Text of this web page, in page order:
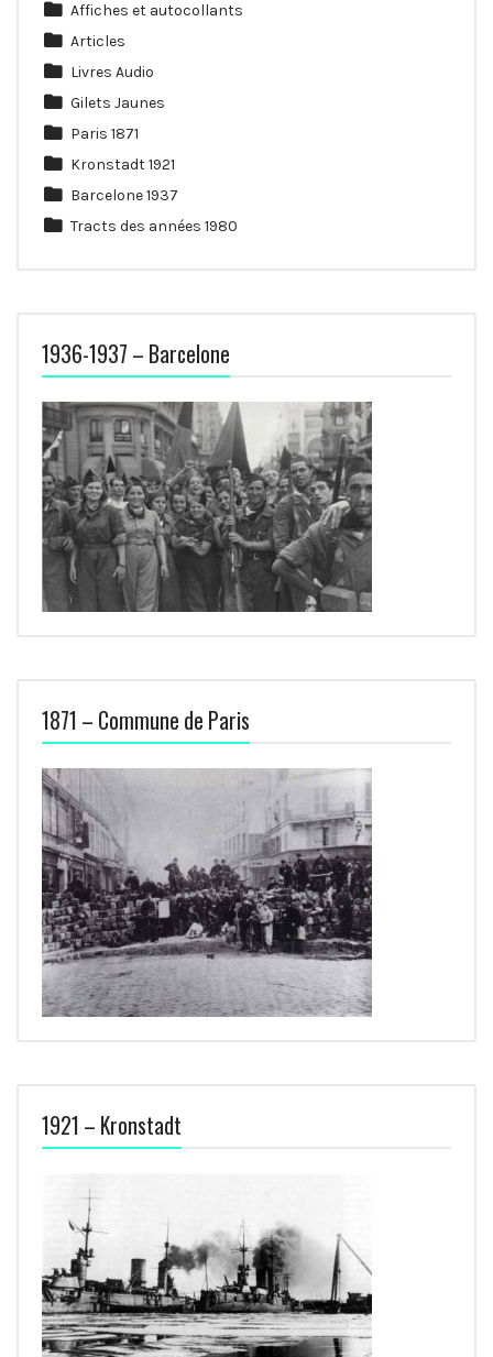
Affiches et autocollants
Articles
Livres Audio
Gilets Jaunes
Paris 1871
Kronstadt 1921
Barcelone 1937
Tracts des années 1980
1936-1937 – Barcelone
1871 – Commune de Paris
1921 – Kronstadt